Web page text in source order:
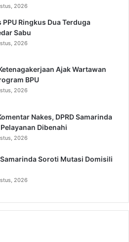
2026
PPU Ringkus Dua Terduga
Sabu
2026
Ajak Wartawan
BPU
2026
Nakes, DPRD Samarinda
Dibenahi
2026
Samarinda Soroti Mutasi Domisili
2026